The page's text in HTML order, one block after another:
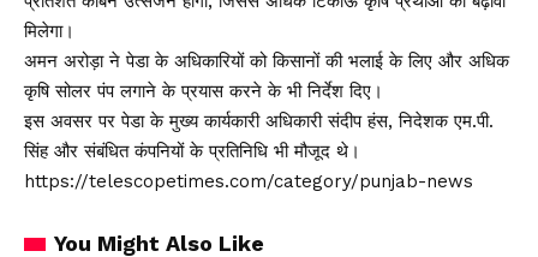
मिलेगा।
अमन अरोड़ा ने पेडा के अधिकारियों को किसानों की भलाई के लिए और अधिक
कृषि सोलर पंप लगाने के प्रयास करने के भी निर्देश दिए।
इस अवसर पर पेडा के मुख्य कार्यकारी अधिकारी संदीप हंस, निदेशक एम.पी.
सिंह और संबंधित कंपनियों के प्रतिनिधि भी मौजूद थे।
https://telescopetimes.com/category/punjab-news
You Might Also Like